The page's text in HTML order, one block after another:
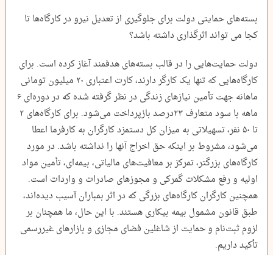
بسته‌های حمایتی دولت برای جلوگیری از تعدیل نیرو در کارگاه‌ها تا
کجا می تواند اثرگذاری داشته باشد؟
دولت حمایت‌هایی را در قالب بسته‌های هدفمند آغاز کرده است. برای
کارگاه‌هایی که تنها یک کارگر دارند، کارت اعتباری ۲۰ میلیون تومانی
ماهانه جهت تأمین نیازهای زندگی در نظر گرفته شده که در دوره‌ای ۶
ماهه با سود متعارف ۲۳درصد بازپرداخت می‌شود. برای کارگاه‌های ۲
تا ۵۰ نفر، تسهیلاتی به میزان کل دستمزد کارگران به کارفرما اعطا
می‌شود، مشروط بر اینکه حق اخراج آنها را نداشته باشد. در مورد
کارگاه‌های بزرگتر، تمرکز بر معافیت‌های مالیاتی، بیمه‌ای، تأمین مواد
اولیه و رفع مشکلات گمرکی و مجوزهای صادرات و واردات است.
همچنین کارگران کارگاه‌های بزرگی که در اثر بمباران آسیب دیده‌اند،
طبق قانون مشمول بیمه بیکاری هستند. با این حال، ما همچنان بر
لزوم ثبت‌نام و حمایت از شاغلین فضای مجازی و بازارهای غیررسمی
تأکید داریم.